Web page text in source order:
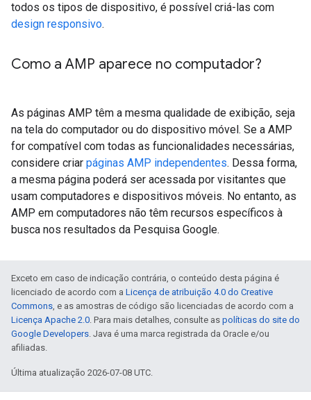
todos os tipos de dispositivo, é possível criá-las com
design responsivo.
Como a AMP aparece no computador?
As páginas AMP têm a mesma qualidade de exibição, seja
na tela do computador ou do dispositivo móvel. Se a AMP
for compatível com todas as funcionalidades necessárias,
considere criar páginas AMP independentes. Dessa forma,
a mesma página poderá ser acessada por visitantes que
usam computadores e dispositivos móveis. No entanto, as
AMP em computadores não têm recursos específicos à
busca nos resultados da Pesquisa Google.
Exceto em caso de indicação contrária, o conteúdo desta página é
licenciado de acordo com a Licença de atribuição 4.0 do Creative
Commons, e as amostras de código são licenciadas de acordo com a
Licença Apache 2.0. Para mais detalhes, consulte as políticas do site do
Google Developers. Java é uma marca registrada da Oracle e/ou
afiliadas.
Última atualização 2026-07-08 UTC.